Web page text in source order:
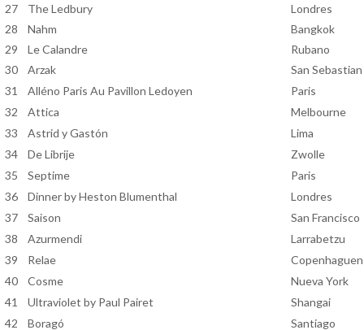
27
The Ledbury
Londres
28
Nahm
Bangkok
29
Le Calandre
Rubano
30
Arzak
San Sebastian
31
Alléno Paris Au Pavillon Ledoyen
Paris
32
Attica
Melbourne
33
Astrid y Gastón
Lima
34
De Librije
Zwolle
35
Septime
Paris
36
Dinner by Heston Blumenthal
Londres
37
Saison
San Francisco
38
Azurmendi
Larrabetzu
39
Relae
Copenhaguen
40
Cosme
Nueva York
41
Ultraviolet by Paul Pairet
Shangai
42
Boragó Santiago